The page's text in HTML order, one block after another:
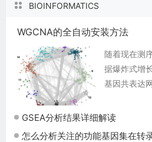
BIOINFORMATICS
WGCNA的全自动安装方法
随着现在测
据爆炸式增
基因共表达
在电脑或者
GSEA分析结果详细解读
怎么分析关注的功能基因集在转